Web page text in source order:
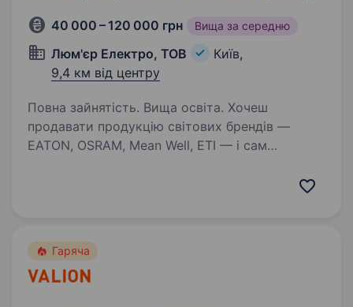
40 000 – 120 000 грн Вища за середню
Люм'єр Електро, ТОВ
Київ,
9,4 км від центру
Повна зайнятість. Вища освіта. Хочеш
продавати продукцію світових брендів —
EATON, OSRAM, Mean Well, ETI — і сам
Гаряча